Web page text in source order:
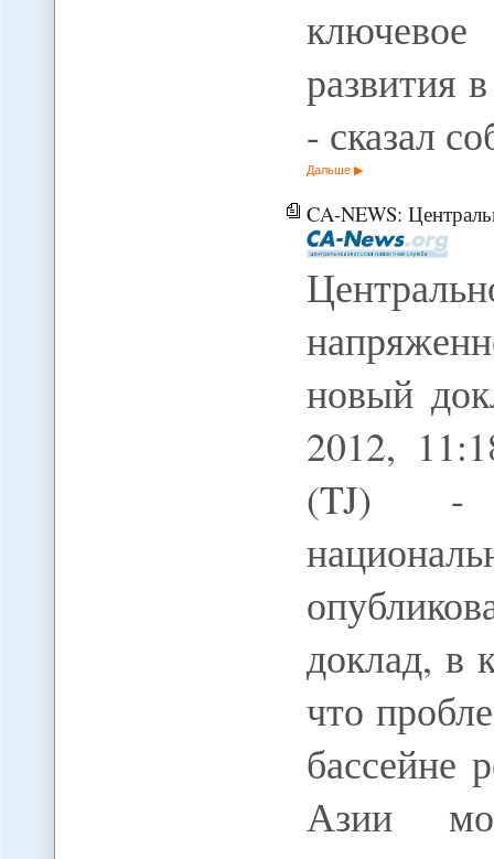
развития
- сказал
Дальше
CA-NEWS: Центральной Азии
новый
2012,
(TJ) -
доклад, в
что
бассейне
Азии